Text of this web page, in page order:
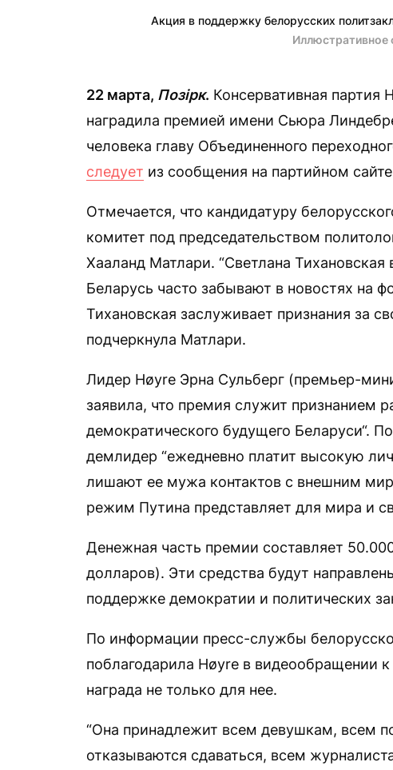
Акция в поддержку белорусских
Иллюстративное
22 марта, Позірк. Консервативная партия
наградила премией имени Сьюра
человека главу Объединенного
следует из сообщения на партийном
Отмечается, что кандидатуру
комитет под председательством
Хааланд Матлари. “Светлана
Беларусь часто забывают в новостях на
Тихановская заслуживает признания за
подчеркнула Матлари.
Лидер Høyre Эрна Сульберг (премьер-
заявила, что премия служит признанием
демократического будущего Беларуси“.
демлидер “ежедневно платит высокую
лишают ее мужа контактов с внешним
режим Путина представляет для мира и
Денежная часть премии составляет
долларов). Эти средства будут
поддержке демократии и политических
По информации пресс-службы
поблагодарила Høyre в видеообращении
награда не только для нее.
“Она принадлежит всем девушкам, всем
отказываются сдаваться, всем